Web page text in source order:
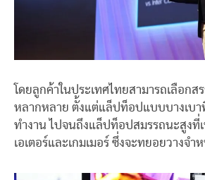
โดยลูกค้าในประเทศไทยสามารถเลือกส
หลากหลาย ตั้งแต่แล็ปท็อปแบบบางเบา
ทำงาน ไปจนถึงแล็ปท็อปสมรรถนะสูงที่
เอเตอร์และเกมเมอร์ ซึ่งจะทยอยวางจ